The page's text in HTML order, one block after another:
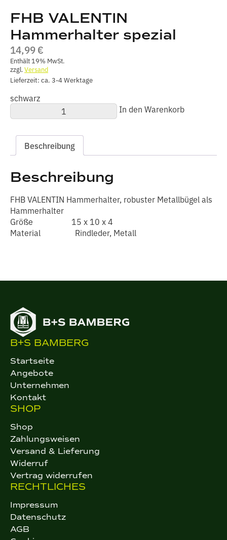
FHB VALENTIN
Hammerhalter spezial
14,99€
Enthält 19% MwSt.
zzgl.Versand
Lieferzeit: ca. 3-4 Werktage
schwarz
FHB
VALENTIN
spezial
Menge
In den Warenkorb
Beschreibung
Beschreibung
FHB VALENTIN Hammerhalter, robuster Metallbügel als
Hammerhalter
Größe 15 x 10 x 4
Material Rindleder, Metall
B+S BAMBERG
Startseite
Angebote
Unternehmen
Kontakt
SHOP
Shop
Zahlungsweisen
Versand & Lieferung
Widerruf
Vertrag widerrufen
RECHTLICHES
Impressum
Datenschutz
AGB